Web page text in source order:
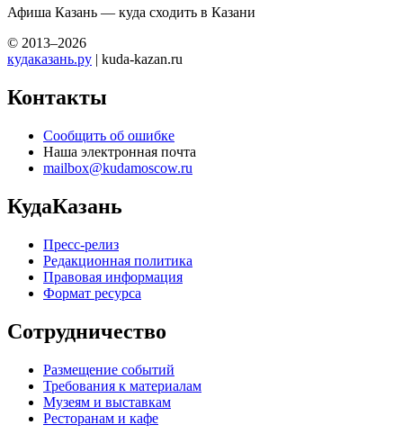
Афиша Казань — куда сходить в Казани
© 2013–2026
кудаказань.ру | kuda-kazan.ru
Контакты
Сообщить об ошибке
Наша электронная почта
mailbox@kudamoscow.ru
КудаКазань
Пресс-релиз
Редакционная политика
Правовая информация
Формат ресурса
Сотрудничество
Размещение событий
Требования к материалам
Музеям и выставкам
Ресторанам и кафе